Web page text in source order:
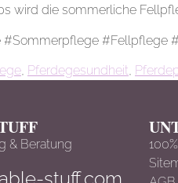
wird die sommerliche
#Fellpflege
, Pferdegesundheit,
& Beratung